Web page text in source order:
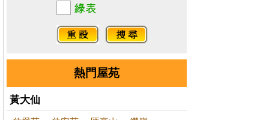
熱門屋苑
黃大仙